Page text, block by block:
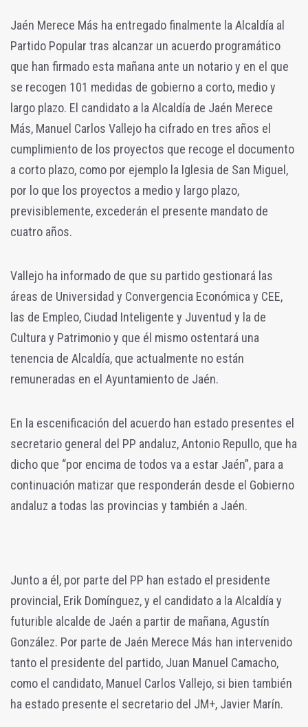
Jaén Merece Más ha entregado finalmente la Alcaldía al
Partido Popular tras alcanzar un acuerdo programático
que han firmado esta mañana ante un notario y en el que
se recogen 101 medidas de gobierno a corto, medio y
largo plazo. El candidato a la Alcaldía de Jaén Merece
Más, Manuel Carlos Vallejo ha cifrado en tres años el
cumplimiento de los proyectos que recoge el documento
a corto plazo, como por ejemplo la Iglesia de San Miguel,
por lo que los proyectos a medio y largo plazo,
previsiblemente, excederán el presente mandato de
cuatro años.
Vallejo ha informado de que su partido gestionará las
áreas de Universidad y Convergencia Económica y CEE,
las de Empleo, Ciudad Inteligente y Juventud y la de
Cultura y Patrimonio y que él mismo ostentará una
tenencia de Alcaldía, que actualmente no están
remuneradas en el Ayuntamiento de Jaén.
En la escenificación del acuerdo han estado presentes el
secretario general del PP andaluz, Antonio Repullo, que ha
dicho que “por encima de todos va a estar Jaén”, para a
continuación matizar que responderán desde el Gobierno
andaluz a todas las provincias y también a Jaén.
Junto a él, por parte del PP han estado el presidente
provincial, Erik Domínguez, y el candidato a la Alcaldía y
futurible alcalde de Jaén a partir de mañana, Agustín
González. Por parte de Jaén Merece Más han intervenido
tanto el presidente del partido, Juan Manuel Camacho,
como el candidato, Manuel Carlos Vallejo, si bien también
ha estado presente el secretario del JM+, Javier Marín.